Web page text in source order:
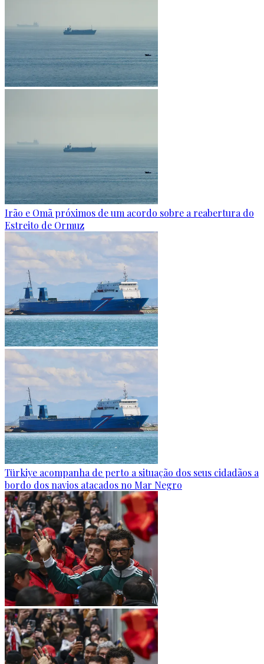
Irão e Omã próximos de um acordo sobre a reabertura do
Estreito de Ormuz
Türkiye acompanha de perto a situação dos seus cidadãos a
bordo dos navios atacados no Mar Negro